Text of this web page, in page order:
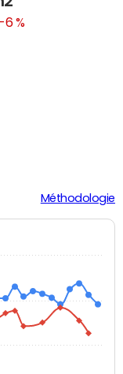
-6 %
Méthodologie